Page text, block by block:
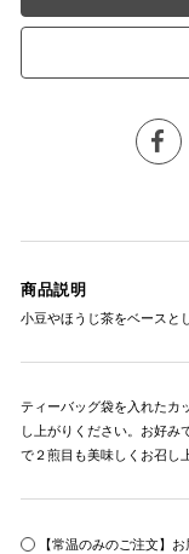
商品説明
小豆やほうじ茶をベースと
ティーバッグ袋を入れたカ
し上がりください。お好み
で２煎目も美味しくお召し
【常温のみのご注文】